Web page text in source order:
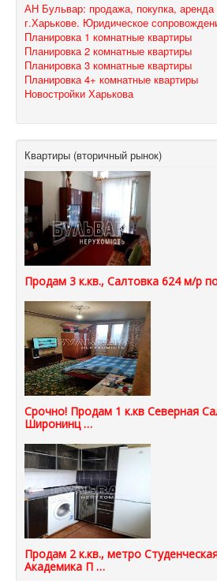
АН Бульвар: продажа, покупка,
г.Харькове. Юридическое
Планировка 1 комнатные квартиры
Планировка 2 комнатные квартиры
Планировка 3 комнатные квартиры
Планировка 4+ комнатные квартиры
Новостройки Харькова
Квартиры (вторичный рынок)
Продам 3 к.кв., Салтовка 624 м/р
Срочно! Продам 1 к.кв Северная
Широнинц …
Продам 2 к.кв., метро
Академика П …